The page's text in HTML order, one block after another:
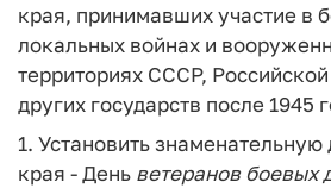
края, принимавших участие в
локальных войнах и
территориях СССР,
других государств после 1945
1. Установить
края - День ветеранов боевых